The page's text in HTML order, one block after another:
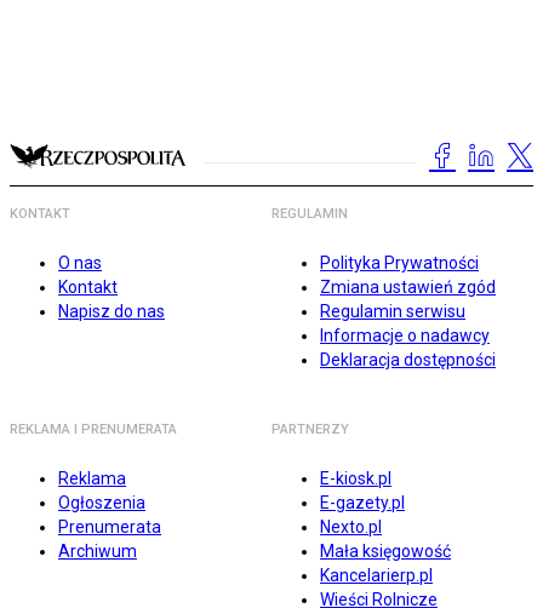
KONTAKT
O nas
Kontakt
Napisz do nas
REGULAMIN
Polityka Prywatności
Zmiana ustawień zgód
Regulamin serwisu
Informacje o nadawcy
Deklaracja dostępności
REKLAMA I PRENUMERATA
Reklama
Ogłoszenia
Prenumerata
Archiwum
PARTNERZY
E-kiosk.pl
E-gazety.pl
Nexto.pl
Mała księgowość
Kancelarierp.pl
Wieści Rolnicze